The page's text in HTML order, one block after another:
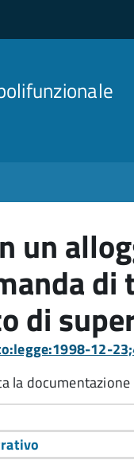
un
di
12-
la